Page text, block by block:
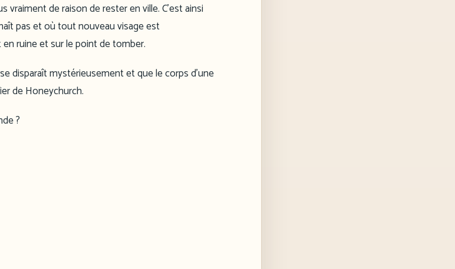
vraiment de raison de rester en ville. C’est ainsi
pas et où tout nouveau visage est
ruine et sur le point de tomber.
disparaît mystérieusement et que le corps d’une
de Honeychurch.
?